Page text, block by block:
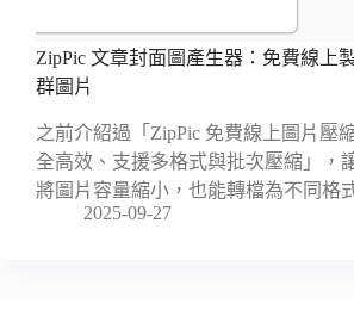
ZipPic 文章封面圖產生器：免費線上
群圖片
之前介紹過「ZipPic 免費線上圖片壓
全高效、支援多格式與批次壓縮」，
將圖片容量縮小，也能轉檔為不同格
2025-09-27